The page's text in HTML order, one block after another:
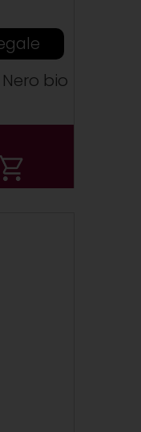
bio